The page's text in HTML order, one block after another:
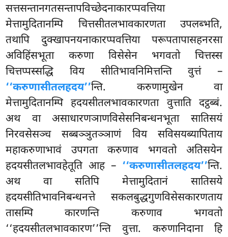
सत्तसन्तानगतसन्तापविच्छेदनाकारप्पवत्तिया
मेत्तामुदितानम्पि चित्तसीतलभावकारणता उपलब्भति,
तथापि दुक्खापनयनाकारप्पवत्तिया परूपतापासहनरसा
अविहिंसभूता करुणा विसेसेन भगवतो चित्तस्स
चित्तप्पस्सद्धि विय सीतिभावनिमित्तन्ति वुत्तं –
‘‘करुणासीतलहदय’’न्ति. करुणामुखेन वा
मेत्तामुदितानम्पि हदयसीतलभावकारणता वुत्ताति दट्ठब्बं.
अथ वा असाधारणञाणविसेसनिबन्धनभूता सातिसयं
निरवसेसञ्च सब्बञ्ञुतञ्ञाणं विय सविसयब्यापिताय
महाकरुणाभावं उपगता करुणाव भगवतो अतिसयेन
हदयसीतलभावहेतूति आह – ‘‘करुणासीतलहदय’’न्ति.
अथ वा सतिपि मेत्तामुदितानं सातिसये
हदयसीतिभावनिबन्धनत्ते सकलबुद्धगुणविसेसकारणताय
तासम्पि कारणन्ति करुणाव भगवतो
‘‘हदयसीतलभावकारण’’न्ति वुत्ता. करुणानिदाना हि